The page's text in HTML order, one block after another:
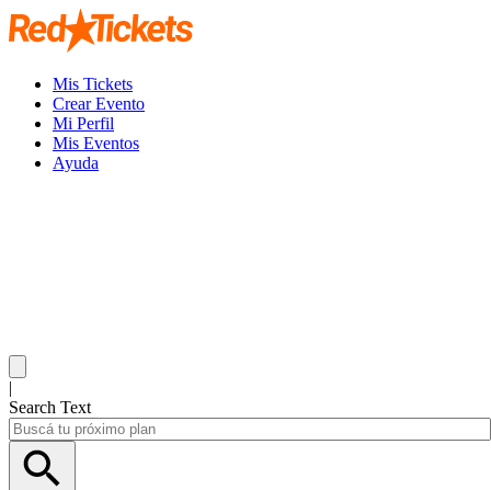
Mis Tickets
Crear Evento
Mi Perfil
Mis Eventos
Ayuda
|
Search Text